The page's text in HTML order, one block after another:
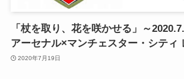
「杖を取り、花を咲かせる」～
アーセナル×マンチェスター・シティ
2020年7月19日